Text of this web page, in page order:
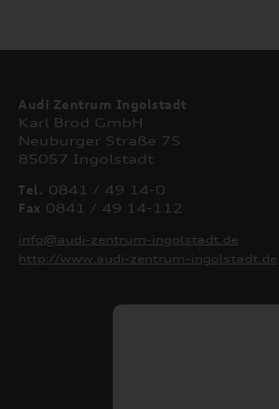
Audi Zentrum Ingolstadt
Karl Brod GmbH
Neuburger Straße 75
85057 Ingolstadt
Tel. 0841 / 49 14-0
Fax 0841 / 49 14-112
info@audi-zentrum-ingolstadt.de
http://www.audi-zentrum-ingolstadt.de